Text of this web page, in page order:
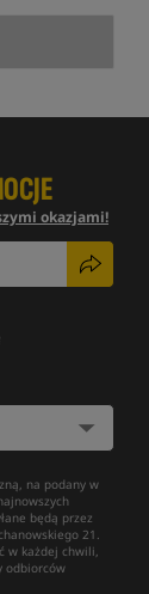
okazjami!
na podany w
będą przez
21.
w każdej chwili,
odbiorców